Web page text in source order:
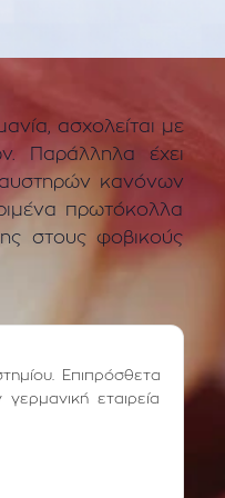
ασχολείται με
Παράλληλα έχει
αυστηρών κανόνων
πρωτόκολλα
στους φοβικούς
Επιπρόσθετα
εταιρεία